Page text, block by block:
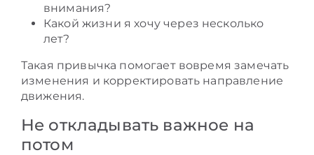
внимания?
Какой жизни я хочу через несколько
лет?
Такая привычка помогает вовремя замечать
изменения и корректировать направление
движения.
Не откладывать важное на
потом